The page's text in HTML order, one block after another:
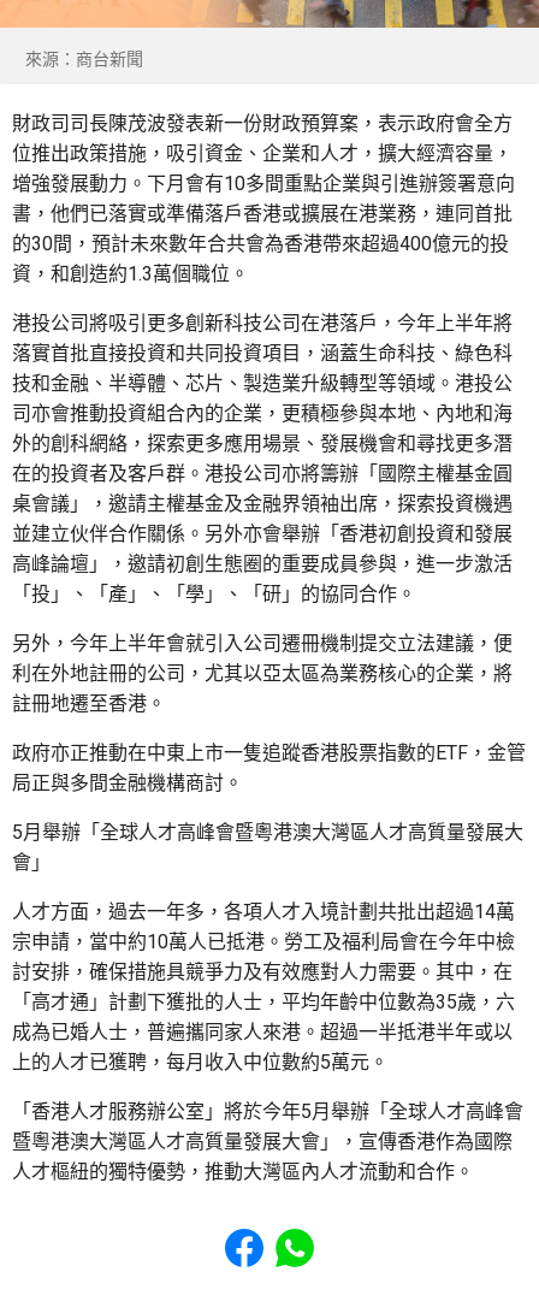
來源：商台新聞
財政司司長陳茂波發表新一份財政預算案，表示政府會全方
位推出政策措施，吸引資金、企業和人才，擴大經濟容量，
增強發展動力。下月會有10多間重點企業與引進辦簽署意向
書，他們已落實或準備落戶香港或擴展在港業務，連同首批
的30間，預計未來數年合共會為香港帶來超過400億元的投
資，和創造約1.3萬個職位。
港投公司將吸引更多創新科技公司在港落戶，今年上半年將
落實首批直接投資和共同投資項目，涵蓋生命科技、綠色科
技和金融、半導體、芯片、製造業升級轉型等領域。港投公
司亦會推動投資組合內的企業，更積極參與本地、內地和海
外的創科網絡，探索更多應用場景、發展機會和尋找更多潛
在的投資者及客戶群。港投公司亦將籌辦「國際主權基金圓
桌會議」，邀請主權基金及金融界領袖出席，探索投資機遇
並建立伙伴合作關係。另外亦會舉辦「香港初創投資和發展
高峰論壇」，邀請初創生態圈的重要成員參與，進一步激活
「投」、「產」、「學」、「研」的協同合作。
另外，今年上半年會就引入公司遷冊機制提交立法建議，便
利在外地註冊的公司，尤其以亞太區為業務核心的企業，將
註冊地遷至香港。
政府亦正推動在中東上市一隻追蹤香港股票指數的ETF，金管
局正與多間金融機構商討。
5月舉辦「全球人才高峰會暨粵港澳大灣區人才高質量發展大
會」
人才方面，過去一年多，各項人才入境計劃共批出超過14萬
宗申請，當中約10萬人已抵港。勞工及福利局會在今年中檢
討安排，確保措施具競爭力及有效應對人力需要。其中，在
「高才通」計劃下獲批的人士，平均年齡中位數為35歲，六
成為已婚人士，普遍攜同家人來港。超過一半抵港半年或以
上的人才已獲聘，每月收入中位數約5萬元。
「香港人才服務辦公室」將於今年5月舉辦「全球人才高峰會
暨粵港澳大灣區人才高質量發展大會」，宣傳香港作為國際
人才樞紐的獨特優勢，推動大灣區內人才流動和合作。
Share to Facebook
Share to WhatsApp